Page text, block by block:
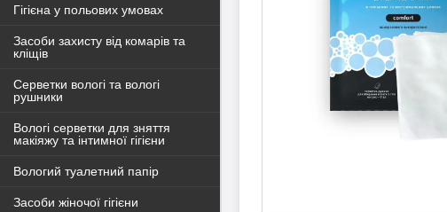
Гігієна у польових умовах
Засоби захисту від комарів та
кліщів
Серветки вологі та вологі
рушники
Вологі серветки для зняття
макіяжу та інтимної гігієни
Вологий туалетний папір
Засоби жіночої гігієни